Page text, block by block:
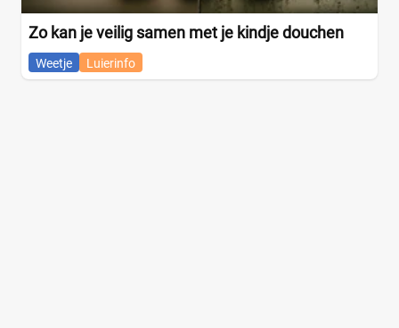
Zo kan je veilig samen met je kindje douchen
Weetje Luierinfo